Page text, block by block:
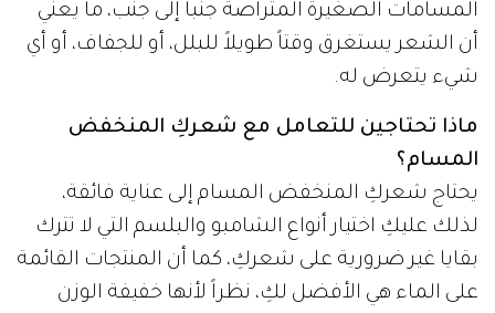
المسامات الصغيرة المتراصة جنباً إلى جنب، ما يعني
أن الشعر يستغرق وقتاً طويلاً للبلل، أو للجفاف، أو أي
شيء يتعرض له.
ماذا تحتاجين للتعامل مع شعركِ المنخفض
المسام؟
يحتاج شعركِ المنخفض المسام إلى عناية فائقة،
لذلك عليكِ اختيار أنواع الشامبو والبلسم التي لا تترك
بقايا غير ضرورية على شعركِ، كما أن المنتجات القائمة
على الماء هي الأفضل لكِ، نظراً لأنها خفيفة الوزن